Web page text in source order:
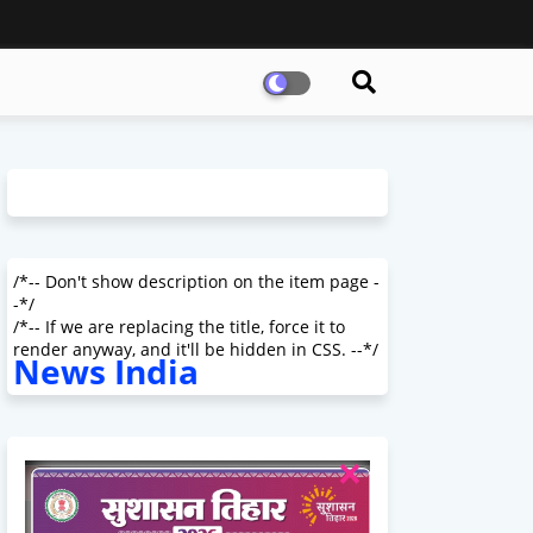
/*-- Don't show description on the item page -
-*/
/*-- If we are replacing the title, force it to
render anyway, and it'll be hidden in CSS. --*/
News India